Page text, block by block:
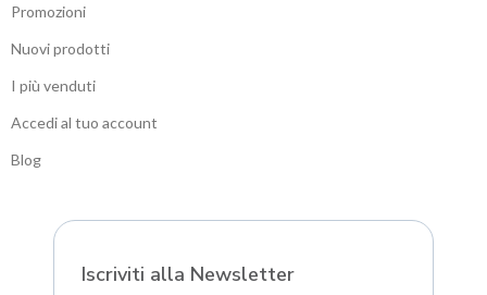
Promozioni
Nuovi prodotti
I più venduti
Accedi al tuo account
Blog
Iscriviti alla Newsletter